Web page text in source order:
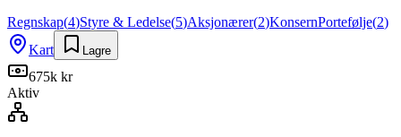
Regnskap(4)Styre & Ledelse(5)Aksjonærer(2)KonsernPortefølje(2)
Kart
Lagre
675k kr
Aktiv